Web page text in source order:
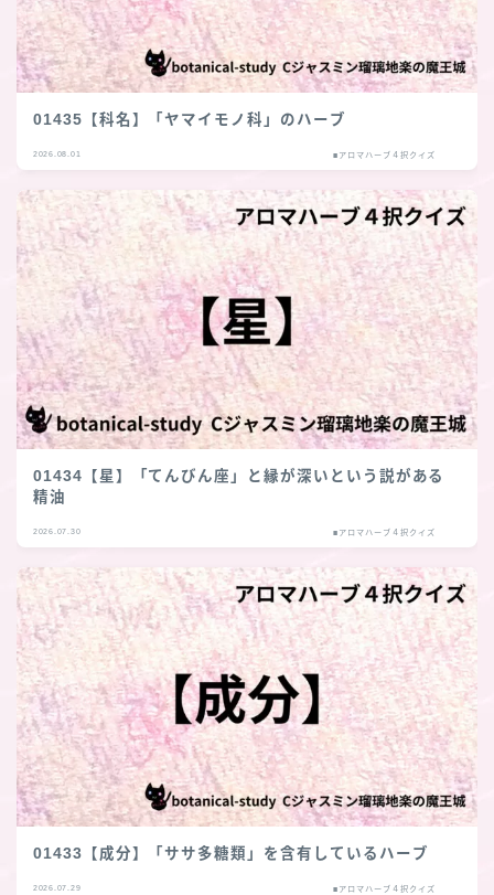
01435【科名】「ヤマイモノ科」のハーブ
2026.08.01 ■アロマハーブ４択クイズ
01434【星】「てんびん座」と縁が深いという説がある
精油
2026.07.30 ■アロマハーブ４択クイズ
01433【成分】「ササ多糖類」を含有しているハーブ
2026.07.29 ■アロマハーブ４択クイズ